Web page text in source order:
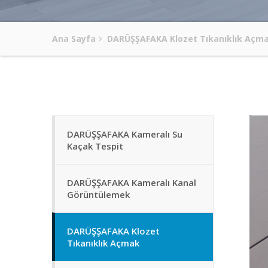
Ana Sayfa DARÜŞŞAFAKA Klozet Tıkanıklık
DARÜŞŞAFAKA Kameralı Su
Kaçak Tespit
DARÜŞŞAFAKA Kameralı Kanal
Görüntülemek
DARÜŞŞAFAKA Klozet
Tıkanıklık Açmak